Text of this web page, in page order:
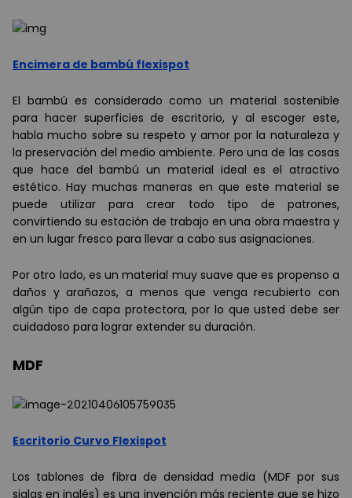
Encimera de bambú flexispot
El bambú es considerado como un material sostenible
para hacer superficies de escritorio, y al escoger este,
habla mucho sobre su respeto y amor por la naturaleza y
la preservación del medio ambiente. Pero una de las cosas
que hace del bambú un material ideal es el atractivo
estético. Hay muchas maneras en que este material se
puede utilizar para crear todo tipo de patrones,
convirtiendo su estación de trabajo en una obra maestra y
en un lugar fresco para llevar a cabo sus asignaciones.
Por otro lado, es un material muy suave que es propenso a
daños y arañazos, a menos que venga recubierto con
algún tipo de capa protectora, por lo que usted debe ser
cuidadoso para lograr extender su duración.
MDF
Escritorio Curvo Flexispot
Los tablones de fibra de densidad media (MDF por sus
siglas en inglés) es una invención más reciente que se hizo